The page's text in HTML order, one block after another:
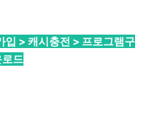
입 > 캐시충전 > 프로그램구
드